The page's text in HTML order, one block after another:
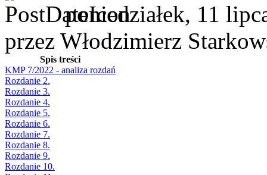
poniedziałek, 11
przez Włodzimierz
Spis treści
KMP 7/2022 - analiza rozdań
Rozdanie 2.
Rozdanie 3.
Rozdanie 4.
Rozdanie 5.
Rozdanie 6.
Rozdanie 7.
Rozdanie 8.
Rozdanie 9.
Rozdanie 10.